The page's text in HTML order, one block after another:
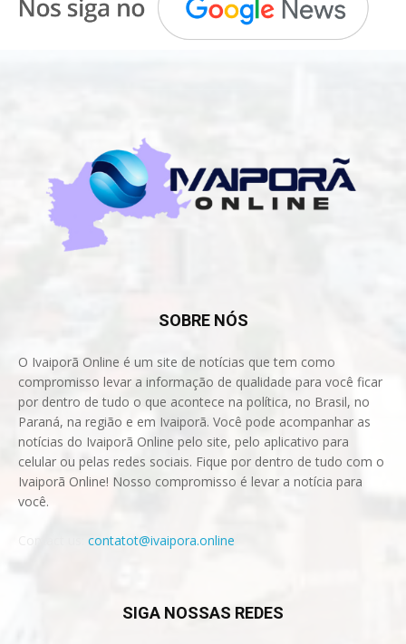
SOBRE NÓS
O Ivaiporã Online é um site de notícias que tem como
compromisso levar a informação de qualidade para você ficar
por dentro de tudo o que acontece na política, no Brasil, no
Paraná, na região e em Ivaiporã. Você pode acompanhar as
notícias do Ivaiporã Online pelo site, pelo aplicativo para
celular ou pelas redes sociais. Fique por dentro de tudo com o
Ivaiporã Online! Nosso compromisso é levar a notícia para
você.
contatot@ivaipora.online
SIGA NOSSAS REDES